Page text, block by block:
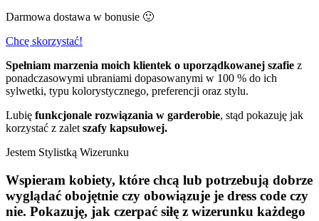
Darmowa dostawa w bonusie 🙂
Chcę skorzystać!
Spełniam marzenia moich klientek o uporządkowanej szafie z
ponadczasowymi ubraniami dopasowanymi w 100 % do ich
sylwetki, typu kolorystycznego, preferencji oraz stylu.
Lubię funkcjonale rozwiązania w garderobie, stąd pokazuję jak
korzystać z zaletszafy kapsułowej.
Jestem Stylistką Wizerunku
Wspieram kobiety, które chcą lub potrzebują dobrze
wyglądać obojętnie czy obowiązuje je dress code czy
nie. Pokazuję, jak czerpać siłę z wizerunku każdego